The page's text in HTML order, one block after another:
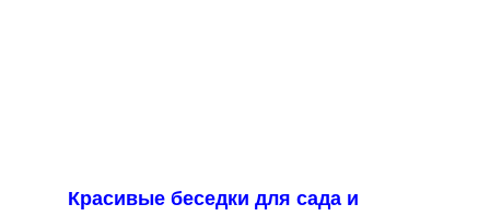
Красивые беседки для сада и